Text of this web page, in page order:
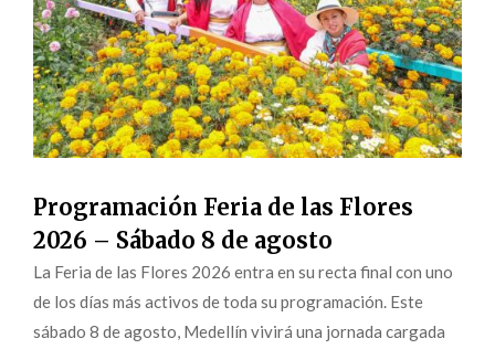
Programación Feria de las Flores
2026 – Sábado 8 de agosto
La Feria de las Flores 2026 entra en su recta final con uno
de los días más activos de toda su programación. Este
sábado 8 de agosto, Medellín vivirá una jornada cargada